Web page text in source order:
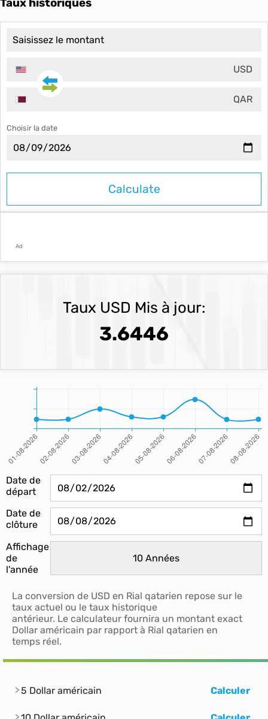
Taux historiques
USD
QAR
Choisir la date
Ad
Taux USD Mis à jour:
3.6446
Date de
départ
Date de
clôture
Affichage
de
l'année
La conversion de USD en Rial qatarien repose sur le
taux actuel ou le taux historique
antérieur. Le calculateur fournira un montant exact
Dollar américain par rapport à Rial qatarien en
temps réel.
5 Dollar américain Calculer